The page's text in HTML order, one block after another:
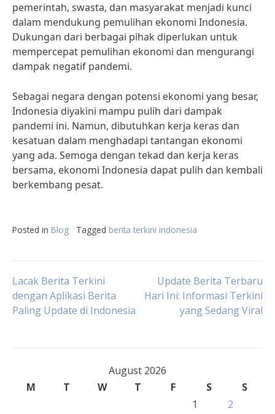
pemerintah, swasta, dan masyarakat menjadi kunci
dalam mendukung pemulihan ekonomi Indonesia.
Dukungan dari berbagai pihak diperlukan untuk
mempercepat pemulihan ekonomi dan mengurangi
dampak negatif pandemi.
Sebagai negara dengan potensi ekonomi yang besar,
Indonesia diyakini mampu pulih dari dampak
pandemi ini. Namun, dibutuhkan kerja keras dan
kesatuan dalam menghadapi tantangan ekonomi
yang ada. Semoga dengan tekad dan kerja keras
bersama, ekonomi Indonesia dapat pulih dan kembali
berkembang pesat.
Posted in Blog Tagged berita terkini indonesia
Post
navigation
Lacak Berita Terkini
dengan Aplikasi Berita
Paling Update di Indonesia
Update Berita Terbaru
Hari Ini: Informasi Terkini
yang Sedang Viral
August 2026
M
T W T F S
S
1
2